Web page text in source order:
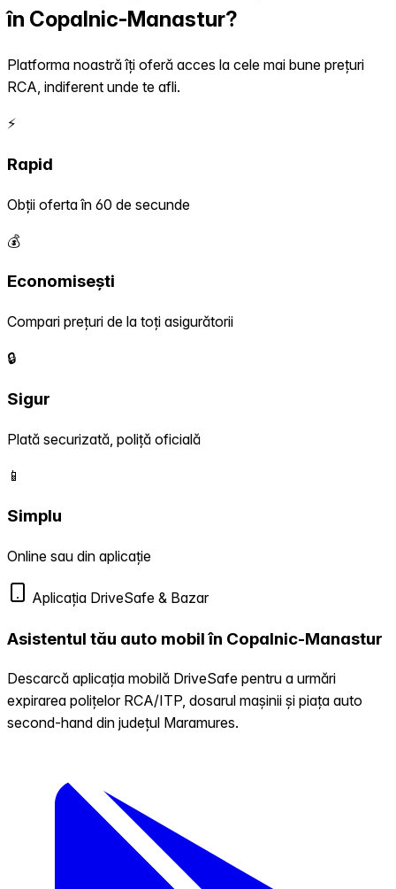
în Copalnic-Manastur?
Platforma noastră îți oferă acces la cele mai bune prețuri
RCA, indiferent unde te afli.
⚡
Rapid
Obții oferta în 60 de secunde
💰
Economisești
Compari prețuri de la toți asigurătorii
🔒
Sigur
Plată securizată, poliță oficială
📱
Simplu
Online sau din aplicație
Aplicația DriveSafe & Bazar
Asistentul tău auto mobil în Copalnic-Manastur
Descarcă aplicația mobilă DriveSafe pentru a urmări
expirarea polițelor RCA/ITP, dosarul mașinii și piața auto
second-hand din județul Maramures.